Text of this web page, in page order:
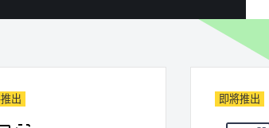
出 即將推出